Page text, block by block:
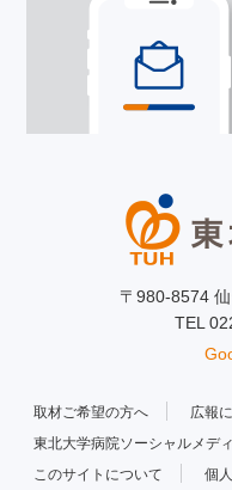
〒980-8574
TEL
取材ご希望の方へ
広報
東北大学病院ソーシャルメデ
このサイトについて
個